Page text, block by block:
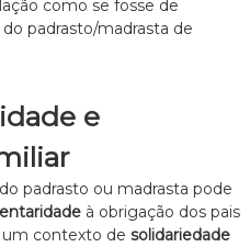
como se fosse de
padrasto/madrasta de
e
padrasto ou madrasta pode
à obrigação dos pais
contexto de solidariedade